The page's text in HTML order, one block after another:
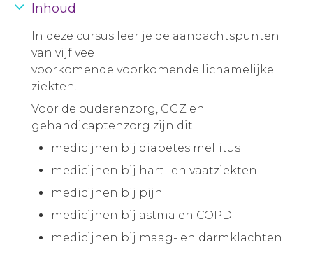
Inhoud
In deze cursus leer je de aandachtspunten
van vijf veel
voorkomende voorkomende lichamelijke
ziekten.
Voor de ouderenzorg, GGZ en
gehandicaptenzorg zijn dit:
medicijnen bij diabetes mellitus
medicijnen bij hart- en vaatziekten
medicijnen bij pijn
medicijnen bij astma en COPD
medicijnen bij maag- en darmklachten